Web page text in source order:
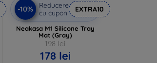
-10%
Reducere
cu cupon
EXTRA10
Neakasa M1 Silicone Tray
Mat (Gray)
198 lei
178 lei